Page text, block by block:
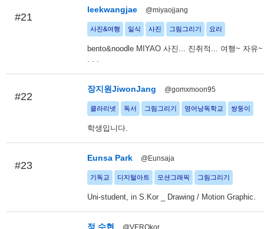
#21
leekwangjae @miyaojjang
사진&여행 일식 사진 그림그리기 요리
bento&noodle MIYAO 사진... 진취적... 여행~ 자유
. . .
#22
장지원JiwonJang @gomxmoon95
클라리넷 독서 그림그리기 영어낭독학교 쌍둥이
학생입니다.
#23
Eunsa Park @Eunsaja
기독교 디지털아트 모션그래픽 그림그리기
Uni-student, in S.Kor _ Drawing / Motion Graphic.
정 수현 @VEROkor